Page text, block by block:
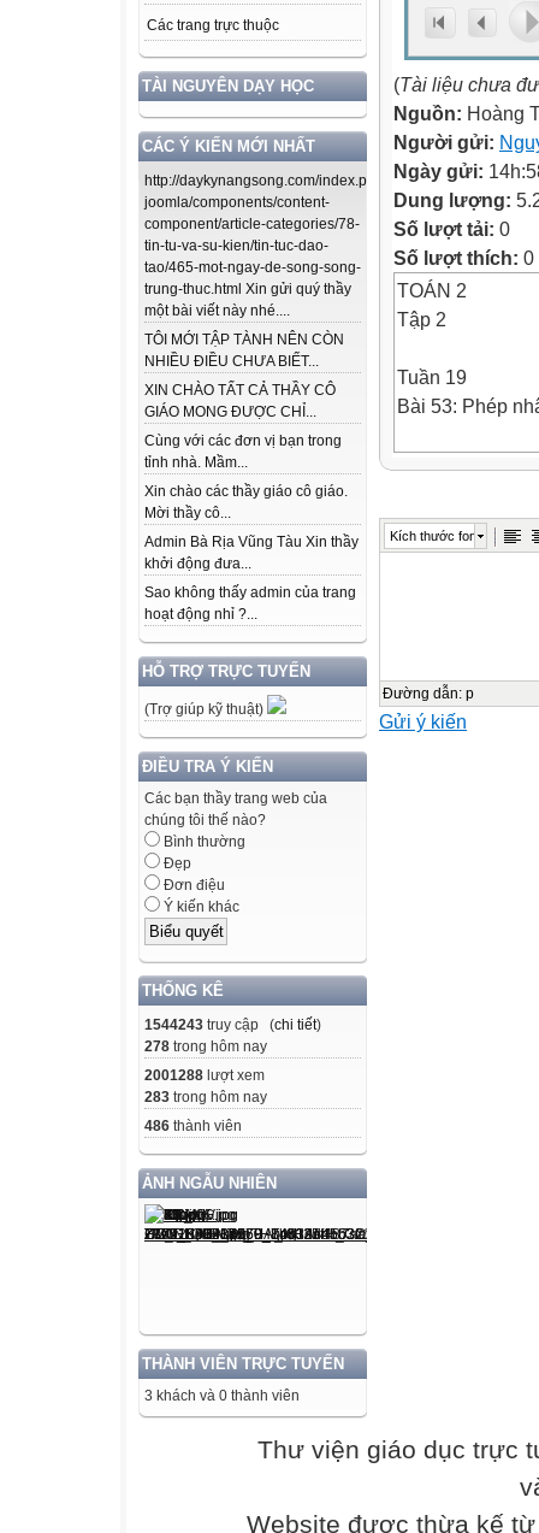
Các trang trực thuộc
TÀI NGUYÊN DẠY HỌC
CÁC Ý KIẾN MỚI NHẤT
http://daykynangsong.com/index.php/using-
joomla/components/content-
component/article-categories/78-
tin-tu-va-su-kien/tin-tuc-dao-
tao/465-mot-ngay-de-song-song-
trung-thuc.html Xin gửi quý thầy
một bài viết này nhé....
TÔI MỚI TẬP TÀNH NÊN CÒN
NHIỀU ĐIỀU CHƯA BIẾT...
XIN CHÀO TẤT CẢ THẦY CÔ
GIÁO MONG ĐƯỢC CHỈ...
Cùng với các đơn vị bạn trong
tỉnh nhà. Mầm...
Xin chào các thầy giáo cô giáo.
Mời thầy cô...
Admin Bà Rịa Vũng Tàu Xin thầy
khởi động đưa...
Sao không thấy admin của trang
hoạt động nhỉ ?...
HỖ TRỢ TRỰC TUYẾN
(Trợ giúp kỹ thuật)
ĐIỀU TRA Ý KIẾN
Các bạn thầy trang web của
chúng tôi thế nào?
Bình thường
Đẹp
Đơn điệu
Ý kiến khác
THỐNG KÊ
1544243 truy cập (chi tiết)
278 trong hôm nay
2001288 lượt xem
283 trong hôm nay
486 thành viên
ẢNH NGẪU NHIÊN
THÀNH VIÊN TRỰC TUYẾN
3 khách và 0 thành viên
(Tài liệu chưa
Nguồn: Hoàng
Người gửi:
Ngày gửi:
Dung lượng:
Số lượt tải: 0
Số lượt thích: 0
TOÁN 2
Tập 2
Tuần 19
Bài 53: Phép
Chuyển tổng
2x3=6
3+3+3+3+3
Kích thước font
Đường dẫn: p
Gửi ý kiến
Thư viện giáo dục trực
Website được thừa kế